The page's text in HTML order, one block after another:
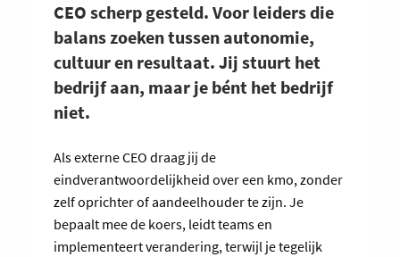
CEO scherp gesteld. Voor leiders die
balans zoeken tussen autonomie,
cultuur en resultaat. Jij stuurt het
bedrijf aan, maar je bént het bedrijf
niet.
Als externe CEO draag jij de
eindverantwoordelijkheid over een kmo, zonder
zelf oprichter of aandeelhouder te zijn. Je
bepaalt mee de koers, leidt teams en
implementeert verandering, terwijl je tegelijk